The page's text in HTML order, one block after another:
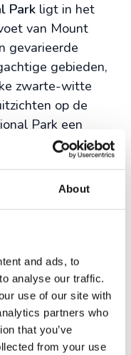
About
and ads, to
analyse our traffic.
use of our site with
partners who
that you’ve
from your use
Park ligt in het
van Mount
gevarieerde
gebieden,
zwarte-witte
op de
Park een
in Tanzania.
het minder
. Het leuke aan
jeepsafari ook
Zo